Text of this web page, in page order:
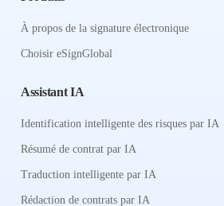
À propos de la signature électronique
Choisir eSignGlobal
Assistant IA
Identification intelligente des risques par IA
Résumé de contrat par IA
Traduction intelligente par IA
Rédaction de contrats par IA